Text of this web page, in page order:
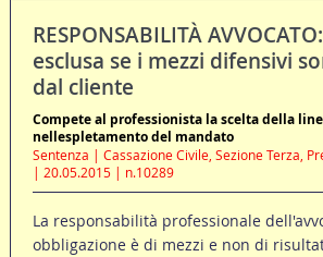
RESPONSABILITÀ
esclusa se i mezzi difensivi
dal cliente
Compete al professionista la scelta della
nellespletamento del mandato
Sentenza | Cassazione Civile, Sezione Terza,
| 20.05.2015 | n.10289
La responsabilità professionale
obbligazione è di mezzi e non di